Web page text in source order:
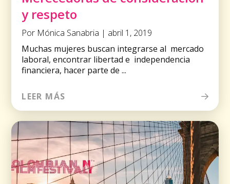
y respeto
Por Mónica Sanabria | abril 1, 2019
Muchas mujeres buscan integrarse al mercado
laboral, encontrar libertad e independencia
financiera, hacer parte de ...
LEER MÁS